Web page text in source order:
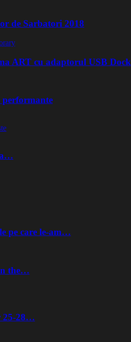
de Sarbatori 2018
ART cu adaptorul USB Dock
performante
pe care le-am…
the…
25-28…